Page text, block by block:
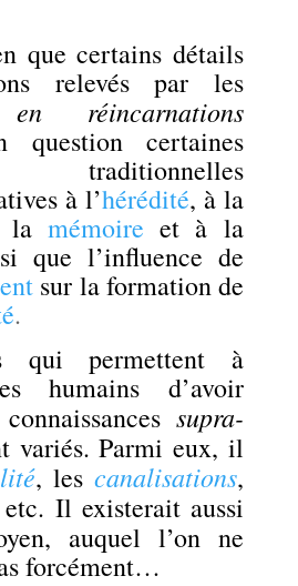
que certains détails
relevés par les
en réincarnations
question certaines
traditionnelles
à l’hérédité, à la
la mémoire et à la
que l’influence de
sur la formation de
.
qui permettent à
humains d’avoir
supra-
variés. Parmi eux, il
, les canalisations,
Il existerait aussi
auquel l’on ne
forcément…